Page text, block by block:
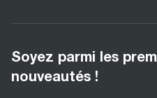
Soyez parmi les
nouveautés !